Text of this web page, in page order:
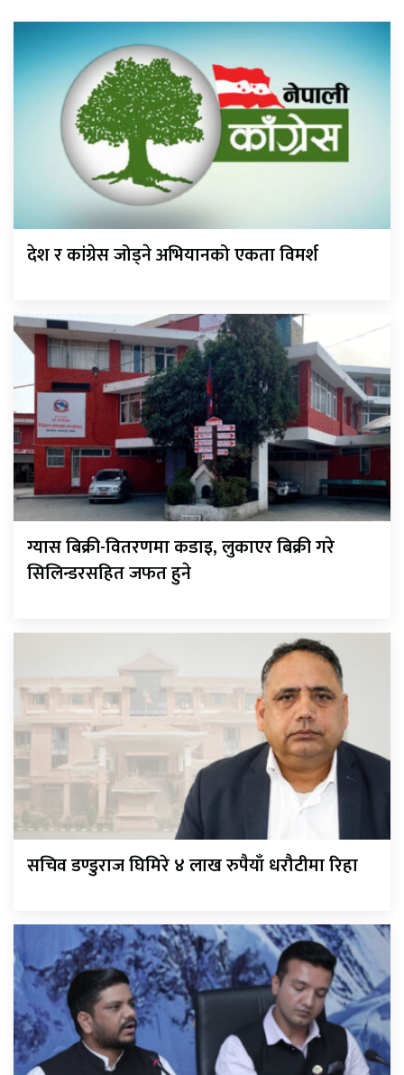
देश र कांग्रेस जोड्ने अभियानको एकता विमर्श
ग्यास बिक्री-वितरणमा कडाइ, लुकाएर बिक्री गरे
सिलिन्डरसहित जफत हुने
सचिव डण्डुराज घिमिरे ४ लाख रुपैयाँ धरौटीमा रिहा